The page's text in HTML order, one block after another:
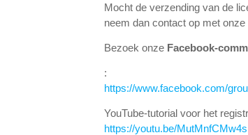
Mocht de verzending van de
neem dan contact op met onze
Bezoek onze Facebook-
:
https://www.facebook.com/
YouTube-tutorial voor het
https://youtu.be/MutMnfCMw4s